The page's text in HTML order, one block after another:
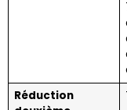
Réduction